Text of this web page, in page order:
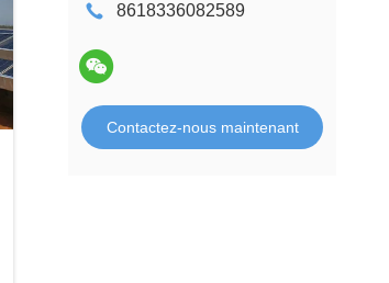
8618336082589
Contactez-nous maintenant